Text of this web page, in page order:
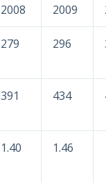
2008
2009
279 296
391 434
1.40 1.46